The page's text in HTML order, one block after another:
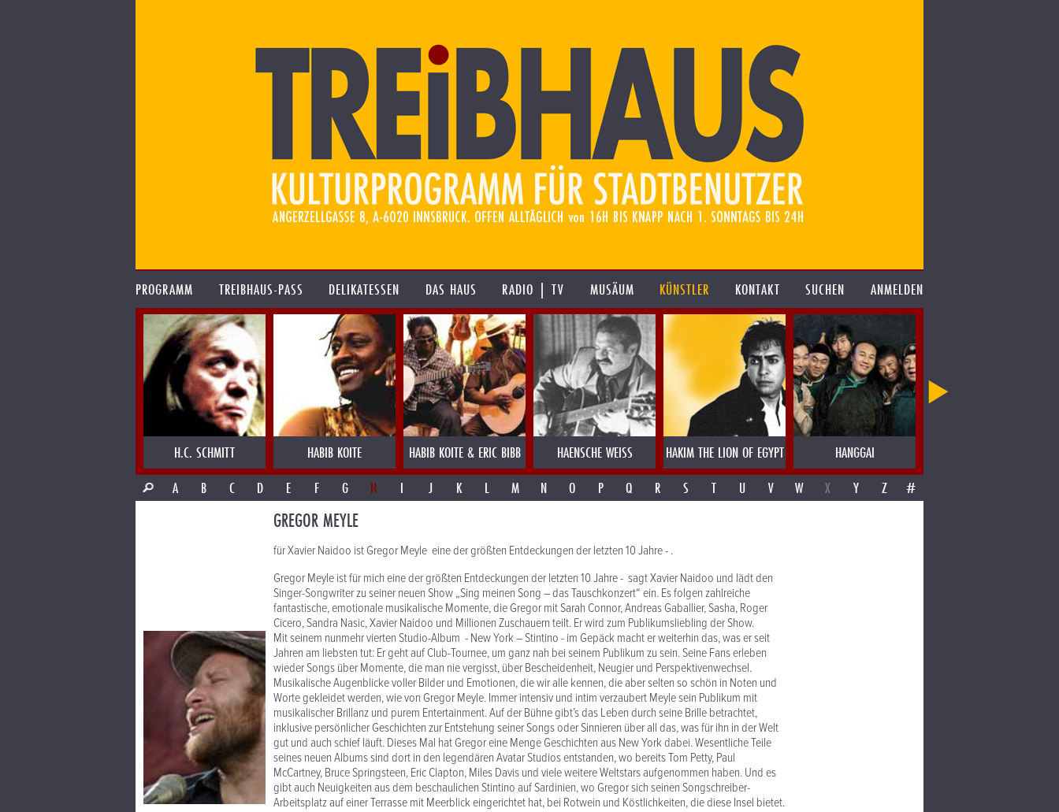
PROGRAMM TREIBHAUS-PASS DELIKATESSEN DAS HAUS RADIO | TV MUSÄUM KÜNSTLER KONTAKT SUCHEN ANMELDEN
H.C. SCHMITT HABIB KOITE HABIB KOITE & ERIC BIBB HAENSCHE WEISS HAKIM THE LION OF EGYPT HANGGAI
A
B C D E F G H I J K L M N O P Q R S T U V W X Y Z #
GREGOR MEYLE
für Xavier Naidoo ist Gregor Meyle eine der größten Entdeckungen der letzten 10 Jahre - .
Gregor Meyle ist für mich eine der größten Entdeckungen der letzten 10 Jahre - sagt Xavier Naidoo und lädt den
Singer-Songwriter zu seiner neuen Show „Sing meinen Song – das Tauschkonzert“ ein. Es folgen zahlreiche
fantastische, emotionale musikalische Momente, die Gregor mit Sarah Connor, Andreas Gaballier, Sasha, Roger
Cicero, Sandra Nasic, Xavier Naidoo und Millionen Zuschauern teilt. Er wird zum Publikumsliebling der Show.
Mit seinem nunmehr vierten Studio-Album - New York – Stintino - im Gepäck macht er weiterhin das, was er seit
Jahren am liebsten tut: Er geht auf Club-Tournee, um ganz nah bei seinem Publikum zu sein. Seine Fans erleben
wieder Songs über Momente, die man nie vergisst, über Bescheidenheit, Neugier und Perspektivenwechsel.
Musikalische Augenblicke voller Bilder und Emotionen, die wir alle kennen, die aber selten so schön in Noten und
Worte gekleidet werden, wie von Gregor Meyle. Immer intensiv und intim verzaubert Meyle sein Publikum mit
musikalischer Brillanz und purem Entertainment. Auf der Bühne gibt’s das Leben durch seine Brille betrachtet,
inklusive persönlicher Geschichten zur Entstehung seiner Songs oder Sinnieren über all das, was für ihn in der Welt
gut und auch schief läuft. Dieses Mal hat Gregor eine Menge Geschichten aus New York dabei. Wesentliche Teile
seines neuen Albums sind dort in den legendären Avatar Studios entstanden, wo bereits Tom Petty, Paul
McCartney, Bruce Springsteen, Eric Clapton, Miles Davis und viele weitere Weltstars aufgenommen haben. Und es
gibt auch Neuigkeiten aus dem beschaulichen Stintino auf Sardinien, wo Gregor sich seinen Songschreiber-
Arbeitsplatz auf einer Terrasse mit Meerblick eingerichtet hat, bei Rotwein und Köstlichkeiten, die diese Insel bietet.